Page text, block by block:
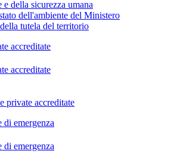
e della sicurezza umana
dell'ambiente del Ministero
tutela del territorio
accreditate
accreditate
private accreditate
di emergenza
di emergenza